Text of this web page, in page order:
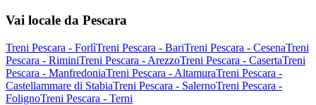
Vai locale da Pescara
Treni Pescara - ForlìTreni Pescara - BariTreni Pescara - CesenaTreni
Pescara - RiminiTreni Pescara - ArezzoTreni Pescara - CasertaTreni
Pescara - ManfredoniaTreni Pescara - AltamuraTreni Pescara -
Castellammare di StabiaTreni Pescara - SalernoTreni Pescara -
FolignoTreni Pescara - Terni